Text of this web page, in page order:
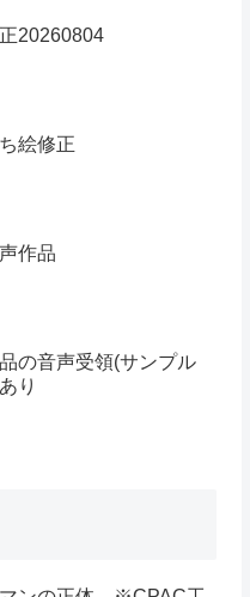
20260804
絵修正
作品
の音声受領(サンプル
り